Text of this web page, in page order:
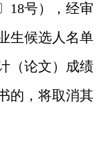
18号），经审
生候选人名单
（论文）成绩
的，将取消其